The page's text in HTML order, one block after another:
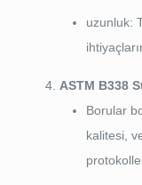
uzunluk:
ASTM B338
Borular
kalitesi,